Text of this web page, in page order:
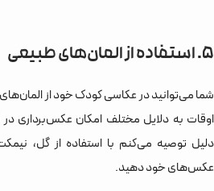
5. استفاده از المان‌های طبیعی
شما می‌توانید در عکاسی کودک خود از المان‌های
اوقات به دلایل مختلف امکان عکس‌برداری
دلیل توصیه می‌کنم با استفاده از گل،
عکس‌های خود دهید.